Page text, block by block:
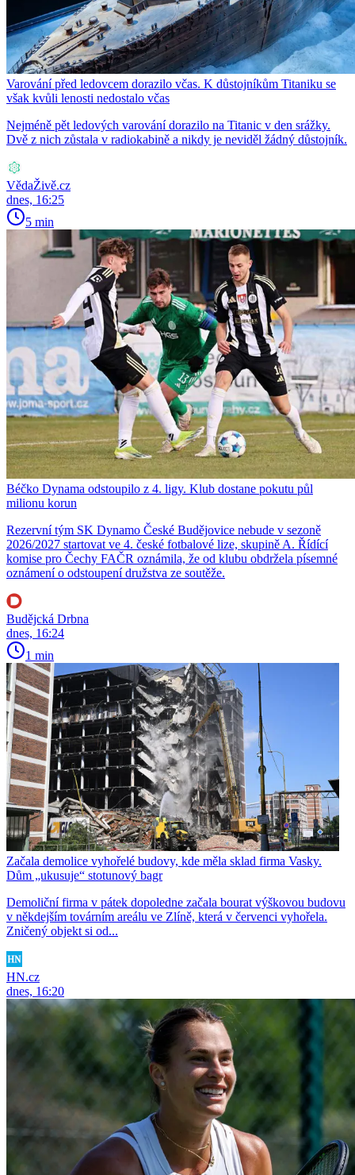
Varování před ledovcem dorazilo včas. K důstojníkům Titaniku se
však kvůli lenosti nedostalo včas
Nejméně pět ledových varování dorazilo na Titanic v den srážky.
Dvě z nich zůstala v radiokabině a nikdy je neviděl žádný důstojník.
VědaŽivě.cz
dnes, 16:25
5 min
Béčko Dynama odstoupilo z 4. ligy. Klub dostane pokutu půl
milionu korun
Rezervní tým SK Dynamo České Budějovice nebude v sezoně
2026/2027 startovat ve 4. české fotbalové lize, skupině A. Řídící
komise pro Čechy FAČR oznámila, že od klubu obdržela písemné
oznámení o odstoupení družstva ze soutěže.
Budějcká Drbna
dnes, 16:24
1 min
Začala demolice vyhořelé budovy, kde měla sklad firma Vasky.
Dům „ukusuje“ stotunový bagr
Demoliční firma v pátek dopoledne začala bourat výškovou budovu
v někdejším továrním areálu ve Zlíně, která v červenci vyhořela.
Zničený objekt si od...
HN.cz
dnes, 16:20